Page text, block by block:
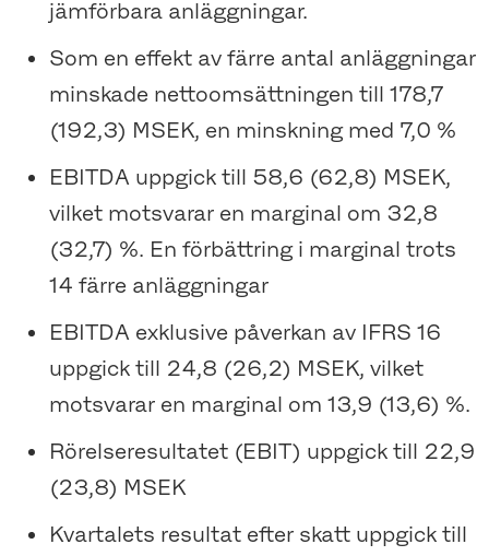
jämförbara anläggningar.
Som en effekt av färre antal anläggningar
minskade nettoomsättningen till 178,7
(192,3) MSEK, en minskning med 7,0 %
EBITDA uppgick till 58,6 (62,8) MSEK,
vilket motsvarar en marginal om 32,8
(32,7) %. En förbättring i marginal trots
14 färre anläggningar
EBITDA exklusive påverkan av IFRS 16
uppgick till 24,8 (26,2) MSEK, vilket
motsvarar en marginal om 13,9 (13,6) %.
Rörelseresultatet (EBIT) uppgick till 22,9
(23,8) MSEK
Kvartalets resultat efter skatt uppgick till